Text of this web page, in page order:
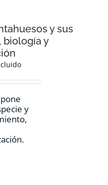
y sus
biología y
y